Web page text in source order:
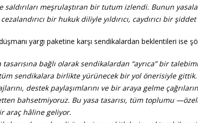
saldırıları meşrulaştıran bir tutum izlendi. Bunun
bir hukuk diliyle yıldırıcı, caydırıcı bir
yargı paketine karşı sendikalardan beklentileri ise
tasarısına bağlı olarak sendikalardan “ayrıca” bir
sendikalara birlikte yürünecek bir yol önerisiyle
destek paylaşımlarını ve bir araya gelme
bahsetmiyoruz. Bu yasa tasarısı, tüm toplumu
araç hâline geliyor.